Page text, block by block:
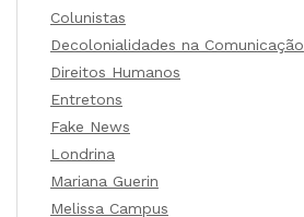
Colunistas
Decolonialidades na Comunicação
Direitos Humanos
Entretons
Fake News
Londrina
Mariana Guerin
Melissa Campus